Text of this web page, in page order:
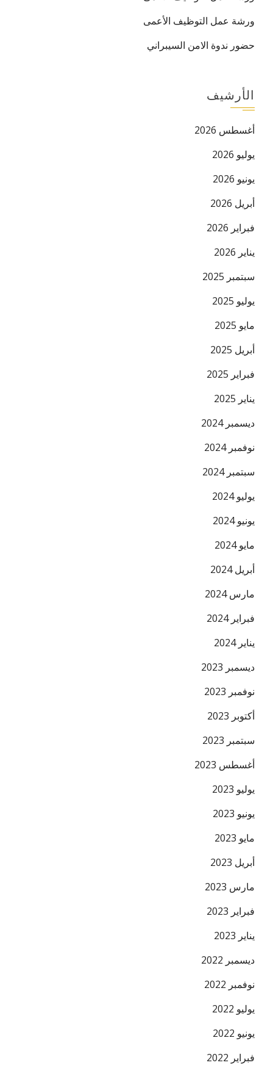
ورشة عمل التوظيف الأعمى
حضور ندوة الامن السيبراني
الأرشيف
أغسطس 2026
يوليو 2026
يونيو 2026
أبريل 2026
فبراير 2026
يناير 2026
سبتمبر 2025
يوليو 2025
مايو 2025
أبريل 2025
فبراير 2025
يناير 2025
ديسمبر 2024
نوفمبر 2024
سبتمبر 2024
يوليو 2024
يونيو 2024
مايو 2024
أبريل 2024
مارس 2024
فبراير 2024
يناير 2024
ديسمبر 2023
نوفمبر 2023
أكتوبر 2023
سبتمبر 2023
أغسطس 2023
يوليو 2023
يونيو 2023
مايو 2023
أبريل 2023
مارس 2023
فبراير 2023
يناير 2023
ديسمبر 2022
نوفمبر 2022
يوليو 2022
يونيو 2022
فبراير 2022